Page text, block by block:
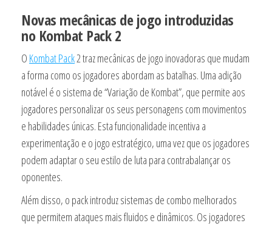
Novas mecânicas de jogo introduzidas
no Kombat Pack 2
O Kombat Pack2 traz mecânicas de jogo inovadoras que mudam
a forma como os jogadores abordam as batalhas. Uma adição
notável é o sistema de “Variação de Kombat”, que permite aos
jogadores personalizar os seus personagens com movimentos
e habilidades únicas. Esta funcionalidade incentiva a
experimentação e o jogo estratégico, uma vez que os jogadores
podem adaptar o seu estilo de luta para contrabalançar os
oponentes.
Além disso, o pack introduz sistemas de combo melhorados
que permitem ataques mais fluidos e dinâmicos. Os jogadores